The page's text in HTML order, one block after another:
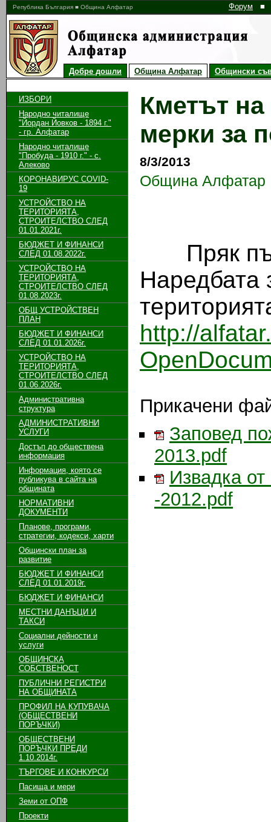
Република България ■ Община Алфатар Форум ■
Добре дошли Община Алфатар Общински
ИЗБОРИ
Народно читалище
"Йордан Йовков - 1894 г."
- гр. Алфатар
Народно читалище
"Пробуда - 1910 г." - с.
Алеково
КОРОНАВИРУС COVID-
19
УСТРОЙСТВО НА
ТЕРИТОРИЯТА,
СТРОИТЕЛСТВО СЛЕД
01.01.2021г.
БЮДЖЕТ И ФИНАНСИ
СЛЕД 01.08.2022г.
УСТРОЙСТВО НА
ТЕРИТОРИЯТА,
СТРОИТЕЛСТВО СЛЕД
01.08.2023г.
ОБЩ УСТРОЙСТВЕН
ПЛАН
БЮДЖЕТ И ФИНАНСИ
СЛЕД 01.01.2026г.
УСТРОЙСТВО НА
ТЕРИТОРИЯТА,
СТРОИТЕЛСТВО СЛЕД
01.06.2026г.
Административна
структура
АДМИНИСТРАТИВНИ
УСЛУГИ
Достъп до обществена
информация
Информация, която се
публикува в сайта на
общината
НОРМАТИВНИ
ДОКУМЕНТИ
Планове, програми,
стратегии, кодекси, харти
Общински план за
развитие
БЮДЖЕТ И ФИНАНСИ
СЛЕД 01.01.2019г.
БЮДЖЕТ И ФИНАНСИ
МЕСТНИ ДАНЪЦИ И
ТАКСИ
Социални дейности и
услуги
ОБЩИНСКА
СОБСТВЕНОСТ
ПУБЛИЧНИ РЕГИСТРИ
НА ОБЩИНАТА
ПРОФИЛ НА КУПУВАЧА
(ОБЩЕСТВЕНИ
ПОРЪЧКИ)
ОБЩЕСТВЕНИ
ПОРЪЧКИ ПРЕДИ
1.10.2014г.
ТЪРГОВЕ И КОНКУРСИ
Пасища и мери
Земи от ОПФ
Проекти
Кметът
мерки за
8/3/2013
Община Алфатар
Пряк път
Наредбата
http://
Прикачени
Заповед
2013.pdf
Извадка
-2012.pdf